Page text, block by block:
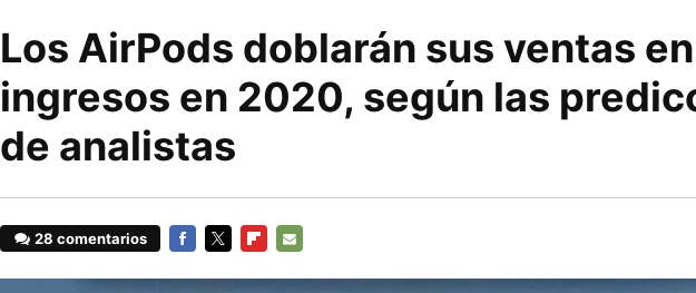
Los AirPods doblarán sus ventas en
ingresos en 2020, según las
de analistas
28 comentarios